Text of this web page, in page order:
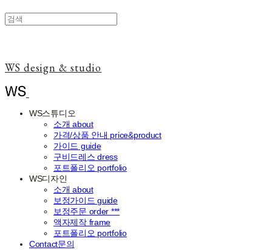
WS design & studio
WS스튜디오
소개 about
가격/상품 안내 price&product
가이드 guide
구비드레스 dress
포트폴리오 portfolio
WS디자인
소개 about
보정가이드 guide
보정주문 order ***
액자제작 frame
포트폴리오 portfolio
Contact문의